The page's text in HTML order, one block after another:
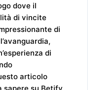
dove il
di vincite
di
di
articolo